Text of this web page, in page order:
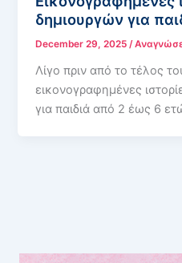
δημιουργών για
December 29, 2025/
Λίγο πριν από το τέλος
εικονογραφημένες
για παιδιά από 2 έως 6